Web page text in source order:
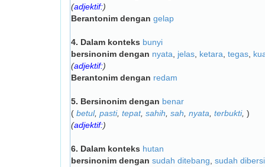
(adjektif:)
Berantonim dengan gelap
4. Dalam konteks bunyi
bersinonim dengan nyata jelas ketara tegas
(adjektif:)
Berantonim dengan redam
5. Bersinonim dengan benar
( betul, pasti, tepat, sahih sah nyata terbukti, )
(adjektif:)
6. Dalam konteks hutan
bersinonim dengan sudah ditebang sudah